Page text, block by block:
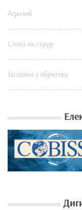
Агролиб
Слова на струју
Јагодина у објективу